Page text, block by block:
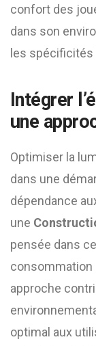
confort des
dans son
les spécificités
Intégrer
une
Optimiser la
dans une
dépendance
une
pensée dans
consommation
approche
optimal aux